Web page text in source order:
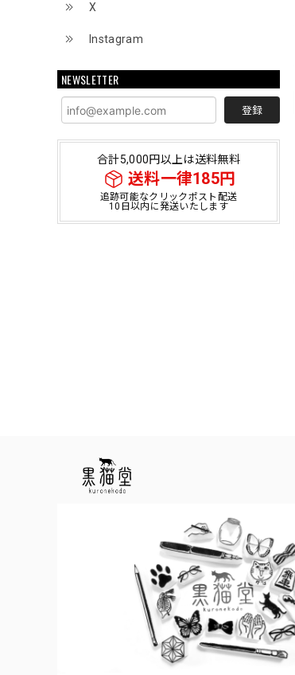
X
Instagram
NEWSLETTER
登録
合計5,000円以上は送料無料
送料一律185円
追跡可能なクリックポスト配送
10日以内に発送いたします